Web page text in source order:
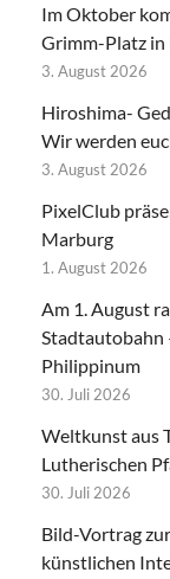
Im Oktober
Grimm-Platz in
3. August 2026
Hiroshima-
Wir werden
3. August 2026
PixelClub
Marburg
1. August 2026
Am 1. August
Stadtautobahn
Philippinum
30. Juli 2026
Weltkunst aus
Lutherischen
30. Juli 2026
Bild-Vortrag
künstlichen